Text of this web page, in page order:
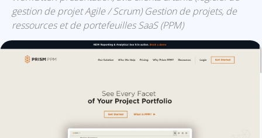
gestion de projet Agile / Scrum) Gestion de projets, de
ressources et de portefeuilles SaaS (PPM)